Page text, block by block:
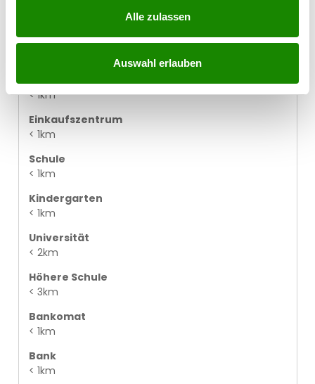
Alle zulassen
Auswahl erlauben
Supermarkt
Bäckerei
< 1km
Einkaufszentrum
< 1km
Schule
< 1km
Kindergarten
< 1km
Universität
< 2km
Höhere Schule
< 3km
Bankomat
< 1km
Bank
< 1km